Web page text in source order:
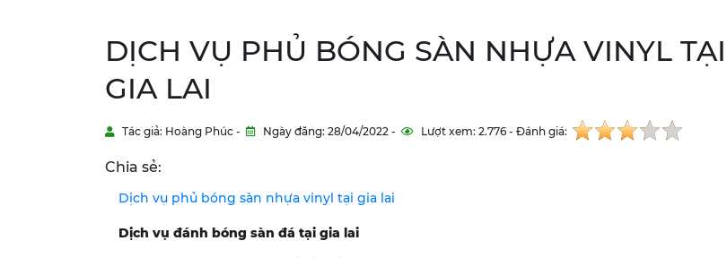
DỊCH VỤ PHỦ BÓNG SÀN NHỰA VINYL TẠI
GIA LAI
Tác giả: Hoàng Phúc - Ngày đăng: 28/04/2022 - Lượt xem: 2.776 - Đánh giá:
Chia sẻ:
Dịch vụ phủ bóng sàn nhựa vinyl tại gia lai
Dịch vụ đánh bóng sàn đá tại gia lai